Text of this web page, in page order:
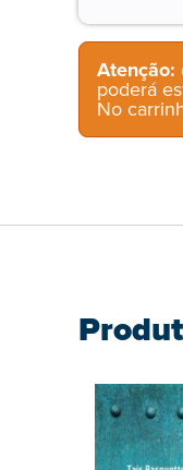
Atenção:
poderá
No